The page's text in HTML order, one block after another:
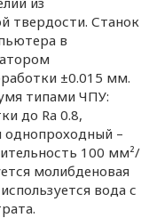
твердости. Станок
в
±0.015 мм.
типами ЧПУ:
до Ra 0.8,
однопроходный –
100 мм²/
молибденовая
вода с